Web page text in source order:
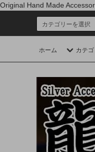
Original Hand Made
ホーム カテ